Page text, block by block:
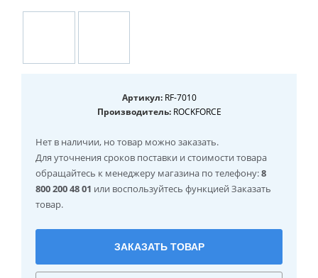
Артикул:RF-7010
Производитель:ROCKFORCE
Нет в наличии, но товар можно заказать.
Для уточнения сроков поставки и стоимости товара
обращайтесь к менеджеру магазина по телефону:8
800 200 48 01 или воспользуйтесь функцией Заказать
товар.
ЗАКАЗАТЬ ТОВАР